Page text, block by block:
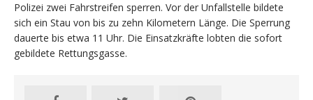
Polizei zwei Fahrstreifen sperren. Vor der Unfallstelle bildete
sich ein Stau von bis zu zehn Kilometern Länge. Die Sperrung
dauerte bis etwa 11 Uhr. Die Einsatzkräfte lobten die sofort
gebildete Rettungsgasse.